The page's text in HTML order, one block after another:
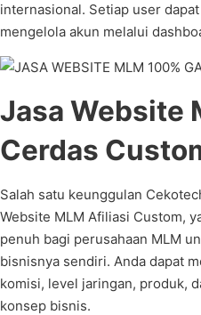
internasional. Setiap user
mengelola akun melalui
Jasa Website
Cerdas
Salah satu keunggulan
Website MLM Afiliasi Custom,
penuh bagi perusahaan MLM
bisnisnya sendiri. Anda dapat
komisi, level jaringan, produk,
konsep bisnis.